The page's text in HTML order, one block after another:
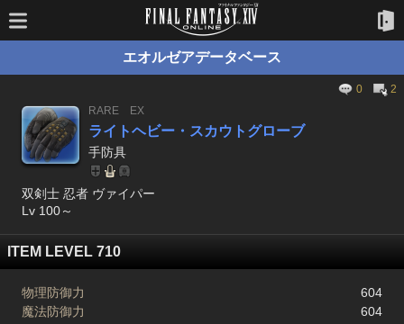
エオルゼアデータベース
0
2
RARE
EX
ライトヘビー・スカウトグローブ
手防具
双剣士 忍者 ヴァイパー
Lv 100～
ITEM LEVEL 710
物理防御力
604
魔法防御力
604